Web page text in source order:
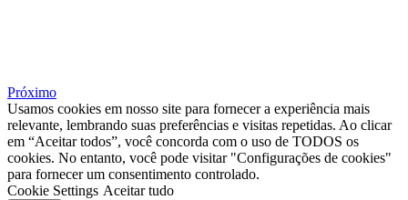
Próximo
Usamos cookies em nosso site para fornecer a experiência mais
relevante, lembrando suas preferências e visitas repetidas. Ao clicar
em “Aceitar todos”, você concorda com o uso de TODOS os
cookies. No entanto, você pode visitar "Configurações de cookies"
para fornecer um consentimento controlado.
Cookie Settings Aceitar tudo